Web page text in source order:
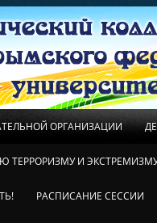
ОРГАНИЗАЦИИ
ТЕРРОРИЗМУ И
РАСПИСАНИЕ СЕССИИ